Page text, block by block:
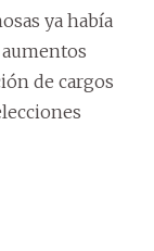
ya había
de cargos